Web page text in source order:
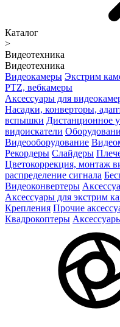
Каталог
>
Видеотехника
Видеотехника
Видеокамеры Экстрим
PTZ, вебкамеры
Аксессуары для
Насадки, конверторы,
вспышки Дистанционное
видоискатели
Видеооборудование
Рекордеры Слайдеры
Цветокоррекция, монтаж
распределение сигнала
Видеоконвертеры
Аксессуары для экстрим
Крепления Прочие
Квадрокоптеры